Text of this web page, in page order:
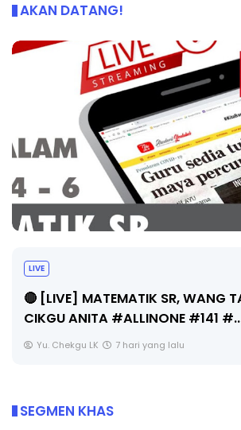
AKAN DATANG!
Sejarah Tingkatan 4
Unknown 7 hari yang lalu
SEGMEN KHAS